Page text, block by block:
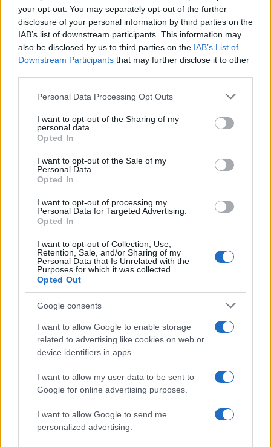
your opt-out. You may separately opt-out of the further
disclosure of your personal information by third parties on the
IAB’s list of downstream participants. This information may
also be disclosed by us to third parties on the IAB’s List of
Downstream Participants that may further disclose it to other
Please note that this website/app uses one or more Google
not limited to your visit or usage behaviour. You may click to
grant or deny consent to Google and its third-party tags to
use your data for below specified purposes in below Google
consent section.
Personal Data Processing Opt Outs
I want to opt-out of the Sharing of my
personal data.
Opted In
I want to opt-out of the Sale of my
Personal Data.
Opted In
I want to opt-out of processing my
Personal Data for Targeted Advertising.
Opted In
I want to opt-out of Collection, Use,
Retention, Sale, and/or Sharing of my
Personal Data that Is Unrelated with the
Purposes for which it was collected.
Opted Out
Google consents
I want to allow Google to enable storage
related to advertising like cookies on web or
device identifiers in apps.
I want to allow my user data to be sent to
Google for online advertising purposes.
I want to allow Google to send me
personalized advertising.
τους για να κάνουν μπάνιο
3Μπρίτνεϊ Σπίαρς: Έκανε αποτυχημένο
μπότοξ και ανέβασε στο Instagram την
εμπειρία της
4Ο δημοσιογράφος Βασίλης Τσεκούρας
ανακοίνωσε ότι παντρεύεται τη σύντροφό
Γιάννης Παπαμιχαήλ: «Η απαγόρευση
αφορά στη χρήση της εικόνας και της
φωνής της Αλίκης Βουγιουκλάκη μέσω AI»
Πιο σχολιασμένα
συνεχίζει τις ολιγοήμερες διακοπές του –
Πού βρέθηκε το Σάββατο
θα παρουσιάσει ο Αλέξης Τσίπρας στη
Θεσσαλονίκη: Σχέδιο τετραετίας
Ο Φειδίας Παναγιώτου πήγε με σορτσάκι
σε εκδήλωση μνήμης για τους
δολοφονημένους Κύπριους ήρωες Ισαάκ
– Σολωμού
ΕΛΑΣ: Ο Αλέξης Δέδες ο πρώτος
υποψήφιος βουλευτής του κόμματος –
Από τα διοικητικά της ΑΕΚ στην πολιτική
σκηνή
Γιαννακόπουλος: «Οι Ολυμπιακοί
φώναζαν για οφσάιντ στο μπάσκετ, πριν
10 χρόνια έμαθαν ότι η μπάλα είναι